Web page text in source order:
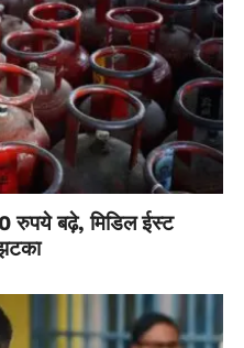
रुपये बढ़े, मिडिल ईस्ट